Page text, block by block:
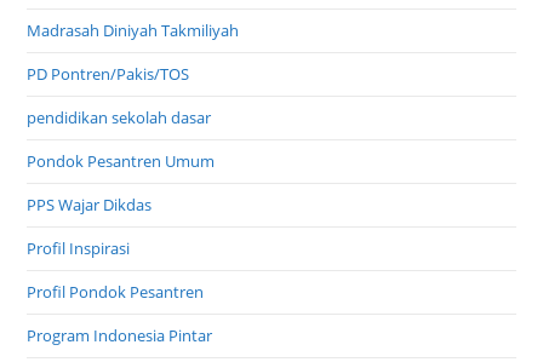
Madrasah Diniyah Takmiliyah
PD Pontren/Pakis/TOS
pendidikan sekolah dasar
Pondok Pesantren Umum
PPS Wajar Dikdas
Profil Inspirasi
Profil Pondok Pesantren
Program Indonesia Pintar